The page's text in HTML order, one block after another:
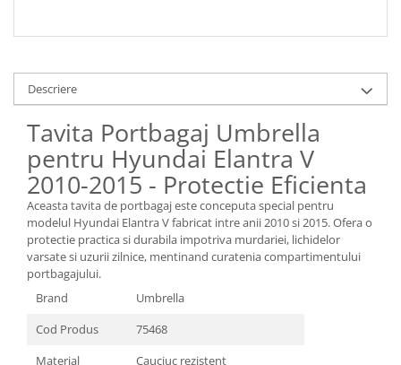
Descriere
Tavita Portbagaj Umbrella
pentru Hyundai Elantra V
2010-2015 - Protectie Eficienta
Aceasta tavita de portbagaj este conceputa special pentru
modelul Hyundai Elantra V fabricat intre anii 2010 si 2015. Ofera o
protectie practica si durabila impotriva murdariei, lichidelor
varsate si uzurii zilnice, mentinand curatenia compartimentului
portbagajului.
Brand
Umbrella
Cod Produs
75468
Material
Cauciuc rezistent